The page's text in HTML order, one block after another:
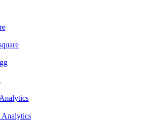
Analytics